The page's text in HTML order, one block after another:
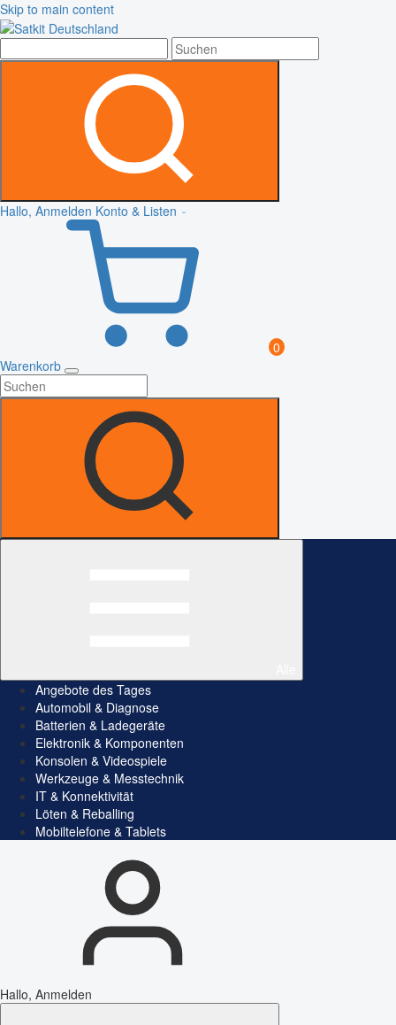
Skip to main content
Hallo, Anmelden Konto & Listen
0
Warenkorb
Angebote des Tages
Automobil & Diagnose
Batterien & Ladegeräte
Elektronik & Komponenten
Konsolen & Videospiele
Werkzeuge & Messtechnik
IT & Konnektivität
Löten & Reballing
Mobiltelefone & Tablets
Hallo, Anmelden